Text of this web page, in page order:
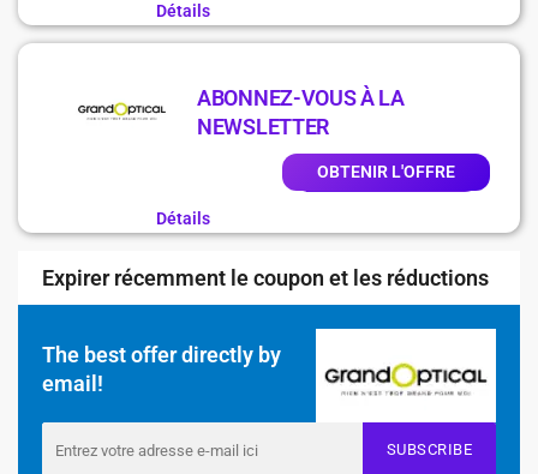
Détails
ABONNEZ-VOUS À LA
NEWSLETTER
OBTENIR L'OFFRE
Détails
Expirer récemment le coupon et les réductions
The best offer directly by
email!
SUBSCRIBE